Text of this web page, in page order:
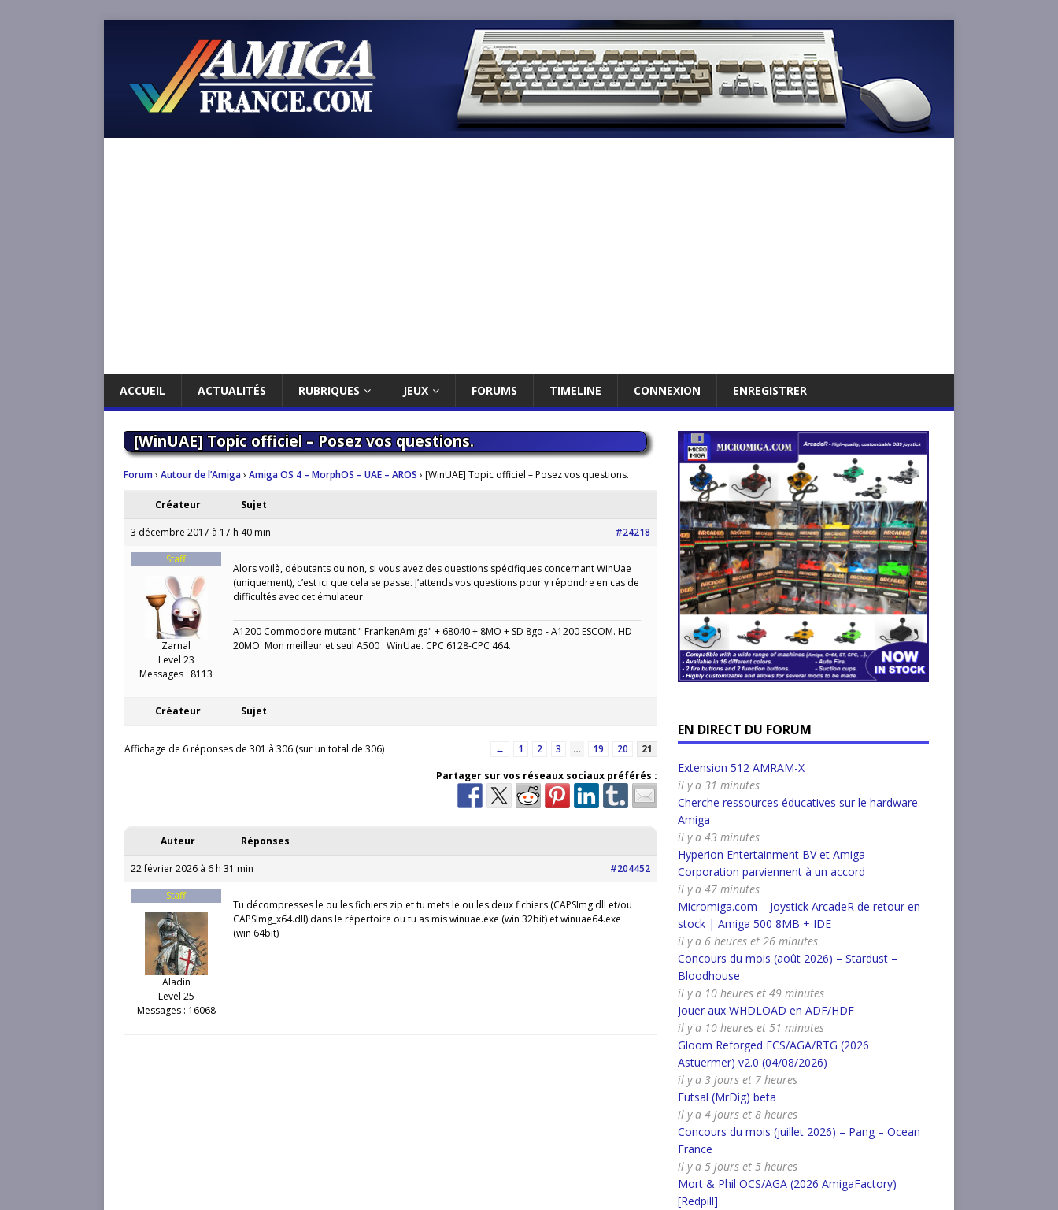
ACCUEIL ACTUALITÉS RUBRIQUES JEUX FORUMS TIMELINE CONNEXION ENREGISTRER
[WinUAE] Topic officiel – Posez vos questions.
Forum› Autour de l’Amiga› Amiga OS 4 – MorphOS – UAE – AROS › [WinUAE] Topic officiel – Posez vos questions.
Créateur Sujet
3 décembre 2017 à 17 h 40 min
#24218
Staff
Zarnal
Level 23
Messages : 8113
Alors voilà, débutants ou non, si vous avez des questions spécifiques concernant WinUae
(uniquement), c’est ici que cela se passe. J’attends vos questions pour y répondre en cas de
difficultés avec cet émulateur.
A1200 Commodore mutant " FrankenAmiga" + 68040 + 8MO + SD 8go - A1200 ESCOM. HD
20MO. Mon meilleur et seul A500 : WinUae. CPC 6128-CPC 464.
Créateur Sujet
Affichage de 6 réponses de 301 à 306 (sur un total de 306) ← 1 2 3 … 19 20
21
Partager sur vos réseaux sociaux préférés :
Auteur Réponses
22 février 2026 à 6 h 31 min
#204452
Staff
Aladin
Level 25
Messages : 16068
Tu décompresses le ou les fichiers zip et tu mets le ou les deux fichiers (CAPSImg.dll et/ou
CAPSImg_x64.dll) dans le répertoire ou tu as mis winuae.exe (win 32bit) et winuae64.exe
(win 64bit)
EN DIRECT DU FORUM
Extension 512 AMRAM-X
il y a 31 minutes
Cherche ressources éducatives sur le hardware
Amiga
il y a 43 minutes
Hyperion Entertainment BV et Amiga
Corporation parviennent à un accord
il y a 47 minutes
Micromiga.com – Joystick ArcadeR de retour en
stock | Amiga 500 8MB + IDE
il y a 6 heures et 26 minutes
Concours du mois (août 2026) – Stardust –
Bloodhouse
il y a 10 heures et 49 minutes
Jouer aux WHDLOAD en ADF/HDF
il y a 10 heures et 51 minutes
Gloom Reforged ECS/AGA/RTG (2026
Astuermer) v2.0 (04/08/2026)
il y a 3 jours et 7 heures
Futsal (MrDig) beta
il y a 4 jours et 8 heures
Concours du mois (juillet 2026) – Pang – Ocean
France
il y a 5 jours et 5 heures
Mort & Phil OCS/AGA (2026 AmigaFactory)
[Redpill]